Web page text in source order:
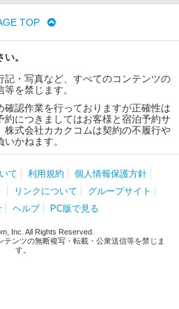
TOP
。
記・写真など、すべてのコンテンツの
を禁じます。
確認作業を行っておりますが正確性は
約につきましてはお客様と宿泊予約サ
株式会社カカクコムは契約の不履行や
かねます。
て 利用規約
個人情報保護方針
リンクについて
グループサイト
ヘルプ PC版で見る
Inc. All Rights Reserved.
ンツの無断複写・転載・公衆送信等を禁じま
す。